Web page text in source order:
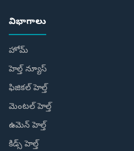
విభాగాలు
హోమ్
హెల్త్ న్యూస్
ఫిజికల్ హెల్త్
మెంటల్ హెల్త్
ఉమెన్ హెల్త్
కిడ్స్ హెల్త్